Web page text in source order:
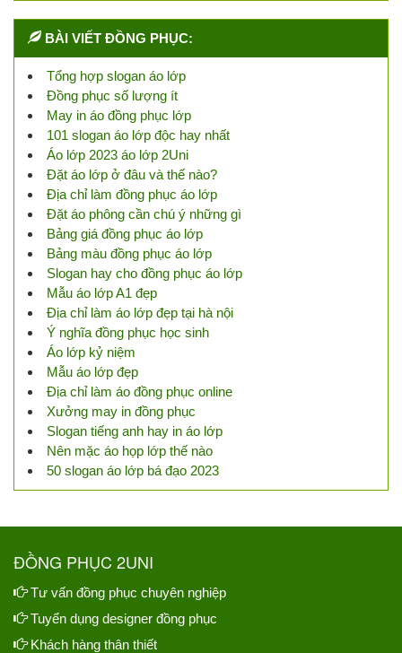
BÀI VIẾT ĐỒNG PHỤC:
Tổng hợp slogan áo lớp
Đồng phục số lượng ít
May in áo đồng phục lớp
101 slogan áo lớp độc hay nhất
Áo lớp 2023 áo lớp 2Uni
Đặt áo lớp ở đâu và thế nào?
Địa chỉ làm đồng phục áo lớp
Đặt áo phông cần chú ý những gì
Bảng giá đồng phục áo lớp
Bảng màu đồng phục áo lớp
Slogan hay cho đồng phục áo lớp
Mẫu áo lớp A1 đẹp
Địa chỉ làm áo lớp đẹp tại hà nội
Ý nghĩa đồng phục học sinh
Áo lớp kỷ niệm
Mẫu áo lớp đẹp
Địa chỉ làm áo đồng phục online
Xưởng may in đồng phục
Slogan tiếng anh hay in áo lớp
Nên mặc áo họp lớp thế nào
50 slogan áo lớp bá đạo 2023
ĐỒNG PHỤC 2UNI
Tư vấn đồng phục chuyên nghiệp
Tuyển dụng designer đồng phục
Khách hàng thân thiết